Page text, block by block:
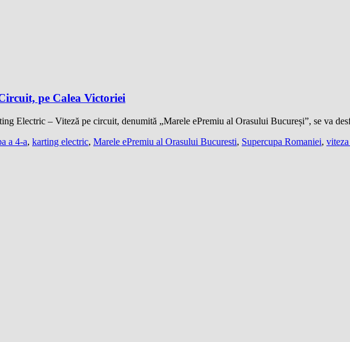
pe Calea Victoriei
Electric – Viteză pe circuit, denumită „Marele ePremiu al Orasului Bucureși”, se va
a 4-a, karting electric, Marele ePremiu al Orasului Bucuresti, Supercupa Romaniei,